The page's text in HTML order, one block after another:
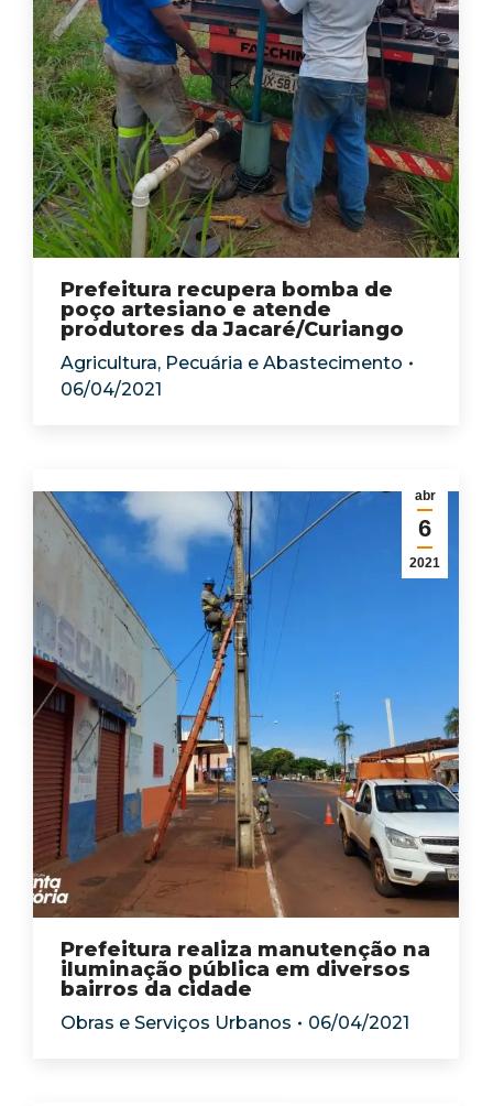
Prefeitura recupera bomba de
poço artesiano e atende
produtores da Jacaré/Curiango
Agricultura, Pecuária e Abastecimento
06/04/2021
abr
6
2021
Prefeitura realiza manutenção na
iluminação pública em diversos
bairros da cidade
Obras e Serviços Urbanos 06/04/2021